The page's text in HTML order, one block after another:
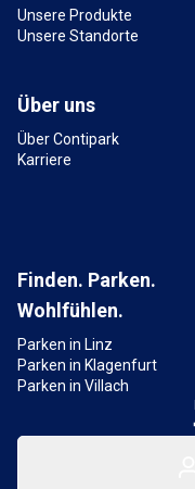
Unsere Produkte
Unsere Standorte
Über uns
Über Contipark
Karriere
Finden. Parken.
Wohlfühlen.
Parken in Linz
Parken in Klagenfurt
Parken in Villach